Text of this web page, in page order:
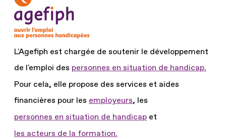
L'Agefiph est chargée de soutenir le développement
de l'emploi des personnes en situation de handicap.
Pour cela, elle propose des services et aides
financières pour les employeurs, les
personnes en situation de handicap et
les acteurs de la formation.